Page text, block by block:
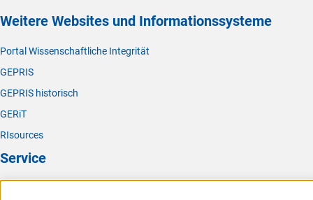
Weitere Websites und Informationssysteme
Portal Wissenschaftliche Integrität
GEPRIS
GEPRIS historisch
GERiT
RIsources
Service